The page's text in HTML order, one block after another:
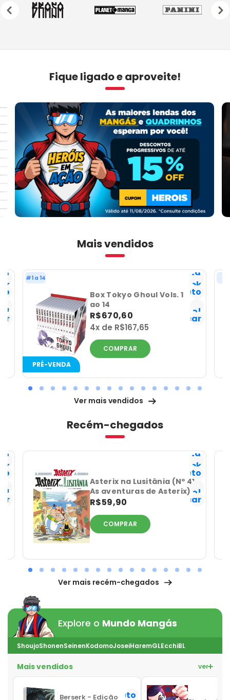
‹
›
Fique ligado e aproveite!
Mais vendidos
Lista
Geek
Favorito
Já
tenho!
Notificar
#1 a 14
Box Tokyo Ghoul Vols. 1
ao 14
R$670,60
4x de R$167,65
COMPRAR
PRÉ-VENDA
Ver mais vendidos
Recém-chegados
Lista
Geek
Favorito
Já
tenho!
Notificar
Asterix na Lusitânia (Nº 41
As aventuras de Asterix)
R$59,90
COMPRAR
Ver mais recém-chegados
Explore o Mundo Mangás
ShoujoShonenSeinenKodomoJoseiHaremGLEcchiBL
Mais vendidos ver mais
Berserk - EdiçãoFavorito